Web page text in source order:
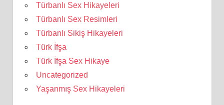
Türbanlı Sex Hikayeleri
Türbanlı Sex Resimleri
Türbanlı Sikiş Hikayeleri
Türk İfşa
Türk İfşa Sex Hikaye
Uncategorized
Yaşanmış Sex Hikayeleri